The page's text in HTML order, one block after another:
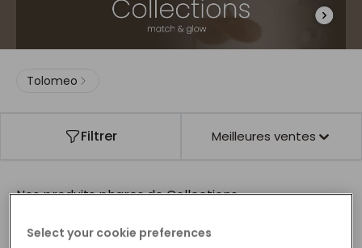
Tolomeo
Filtrer Meilleures ventes
Nos produits phares deCollections
Select your cookie preferences